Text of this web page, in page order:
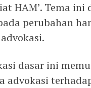
HAM’. Tema
perubahan
dasar ini
advokasi